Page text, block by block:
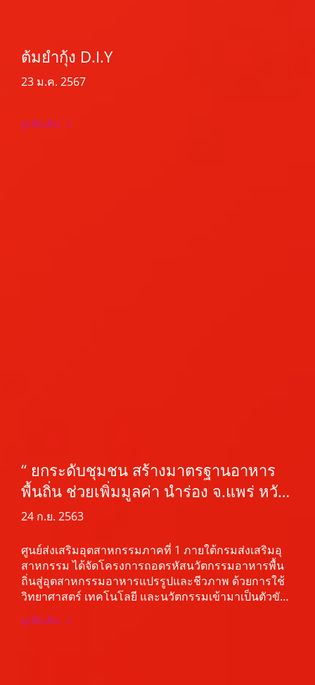
ต้มยำกุ้ง D.I.Y
23 ม.ค. 2567
ดูเพิ่มเติม
“ ยกระดับชุมชน สร้างมาตรฐานอาหาร
พื้นถิ่น ช่วยเพิ่มมูลค่า นำร่อง จ.แพร่ หวัง
เป็นโมเดลต้นแบบในการผลักดันออกสู่
24 ก.ย. 2563
ศูนย์ส่งเสริมอุตสาหกรรมภาคที่ 1 ภายใต้กรมส่งเสริมอุ
สาหกรรม ได้จัดโครงการถอดรหัสนวัตกรรมอาหารพื้น
ถิ่นสู่อุตสาหกรรมอาหารแปรรูปและชีวภาพ ด้วยการใช้
วิทยาศาสตร์ เทคโนโลยี และนวัตกรรมเข้ามาเป็นตัวขับ
เคลื่อนและพัฒนาผลิตภัณฑ์ให้ได้คุณภาพ มีเอกลักษณ์
และมาตรฐาน สร้างความแตกต่างและจุดเด่นของ
ดูเพิ่มเติม